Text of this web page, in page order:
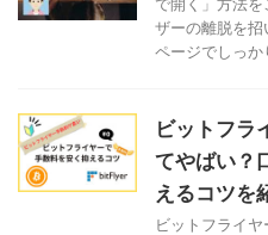
で開く」方法
ザーの離脱を招
ページでしっか
ビットフラ
てやばい？
えるコツを
ビットフライ